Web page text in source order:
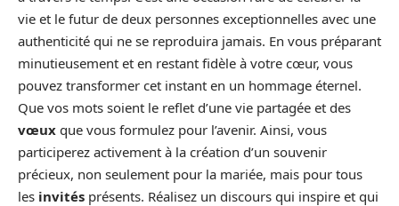
vie et le futur de deux personnes exceptionnelles avec une
authenticité qui ne se reproduira jamais. En vous préparant
minutieusement et en restant fidèle à votre cœur, vous
pouvez transformer cet instant en un hommage éternel.
Que vos mots soient le reflet d’une vie partagée et des
vœux que vous formulez pour l’avenir. Ainsi, vous
participerez activement à la création d’un souvenir
précieux, non seulement pour la mariée, mais pour tous
les invités présents. Réalisez un discours qui inspire et qui